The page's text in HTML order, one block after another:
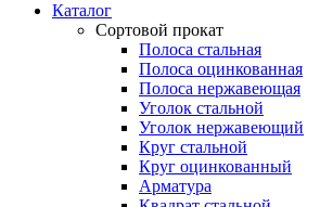
Каталог
Сортовой прокат
Полоса стальная
Полоса оцинкованная
Полоса нержавеющая
Уголок стальной
Уголок нержавеющий
Круг стальной
Круг оцинкованный
Арматура